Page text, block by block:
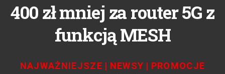
400 zł mniej za router 5G z
funkcją MESH
NAJWAŻNIEJSZE | NEWSY | PROMOCJE